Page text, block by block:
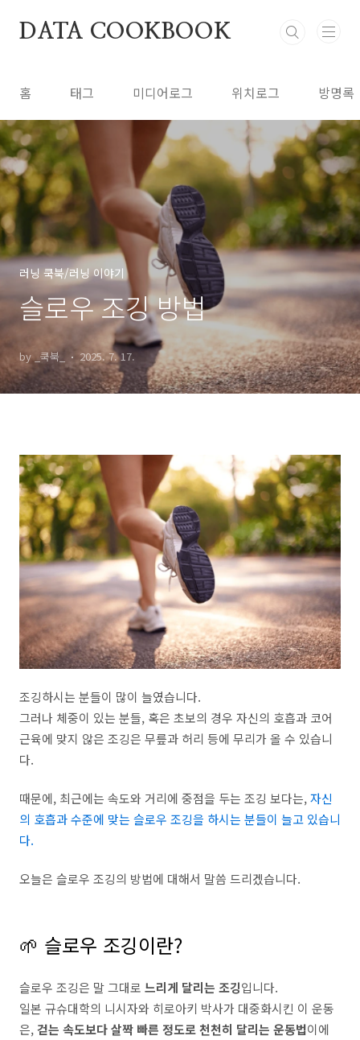
DATA COOKBOOK
홈 태그 미디어로그 위치로그 방명록
러닝 쿡북/러닝 이야기
슬로우 조깅 방법
by _쿡북_ 2025. 7. 17.
조깅하시는 분들이 많이 늘였습니다.
그러나 체중이 있는 분들, 혹은 초보의 경우 자신의 호흡과 코어
근육에 맞지 않은 조깅은 무릎과 허리 등에 무리가 올 수 있습니
다.
때문에, 최근에는 속도와 거리에 중점을 두는 조깅 보다는,자신
의 호흡과 수준에 맞는 슬로우 조깅을 하시는 분들이 늘고 있습니
다.
오늘은 슬로우 조깅의 방법에 대해서 말씀 드리겠습니다.
🌱 슬로우 조깅이란?
슬로우 조깅은 말 그대로 느리게 달리는 조깅입니다.
일본 규슈대학의 니시자와 히로아키 박사가 대중화시킨 이 운동
은,걷는 속도보다 살짝 빠른 정도로 천천히 달리는 운동법이에